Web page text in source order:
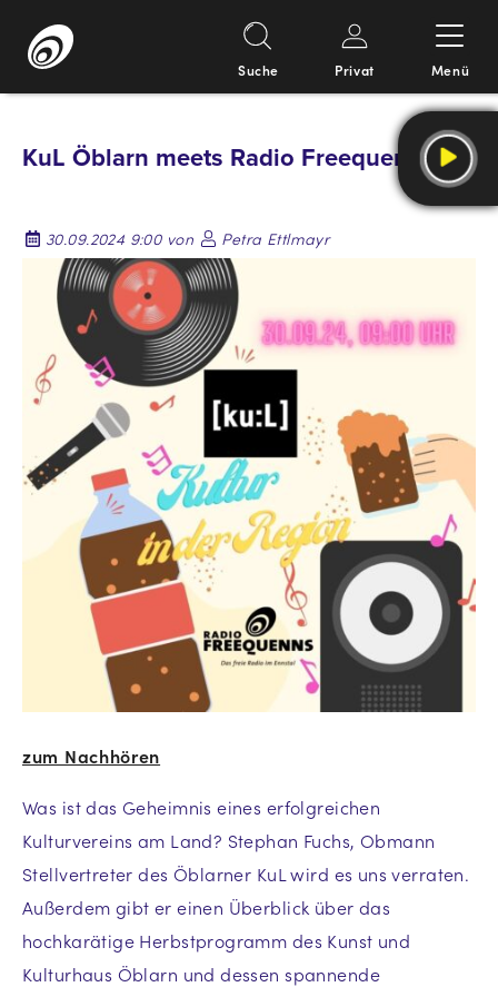
Inhalt
Suche Privat Menü
KuL Öblarn meets Radio Freequenns
30.09.2024 9:00 von Petra Ettlmayr
zum Nachhören
Was ist das Geheimnis eines erfolgreichen
Kulturvereins am Land? Stephan Fuchs, Obmann
Stellvertreter des Öblarner KuL wird es uns verraten.
Außerdem gibt er einen Überblick über das
hochkarätige Herbstprogramm des Kunst und
Kulturhaus Öblarn und dessen spannende